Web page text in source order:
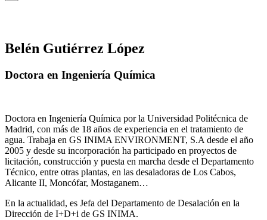
Belén Gutiérrez López
Doctora en Ingeniería Química
Doctora en Ingeniería Química por la Universidad Politécnica de
Madrid, con más de 18 años de experiencia en el tratamiento de
agua. Trabaja en GS INIMA ENVIRONMENT, S.A desde el año
2005 y desde su incorporación ha participado en proyectos de
licitación, construcción y puesta en marcha desde el Departamento
Técnico, entre otras plantas, en las desaladoras de Los Cabos,
Alicante II, Moncófar, Mostaganem…
En la actualidad, es Jefa del Departamento de Desalación en la
Dirección de I+D+i de GS INIMA.